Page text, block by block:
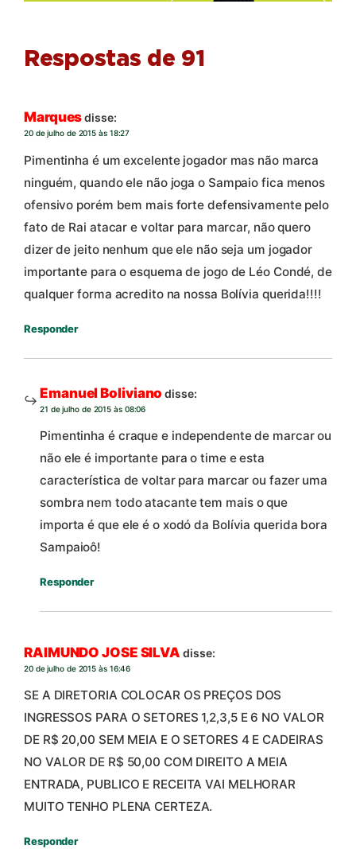
Respostas de 91
Marquesdisse:
20 de julho de 2015 às 18:27
Pimentinha é um excelente jogador mas não marca
ninguém, quando ele não joga o Sampaio fica menos
ofensivo porém bem mais forte defensivamente pelo
fato de Rai atacar e voltar para marcar, não quero
dizer de jeito nenhum que ele não seja um jogador
importante para o esquema de jogo de Léo Condé, de
qualquer forma acredito na nossa Bolívia querida!!!!
Responder
Emanuel Boliviano disse:
21 de julho de 2015 às 08:06
Pimentinha é craque e independente de marcar ou
não ele é importante para o time e esta
característica de voltar para marcar ou fazer uma
sombra nem todo atacante tem mais o que
importa é que ele é o xodó da Bolívia querida bora
Sampaioô!
Responder
RAIMUNDO JOSE SILVA disse:
20 de julho de 2015 às 16:46
SE A DIRETORIA COLOCAR OS PREÇOS DOS
INGRESSOS PARA O SETORES 1,2,3,5 E 6 NO VALOR
DE R$ 20,00 SEM MEIA E O SETORES 4 E CADEIRAS
NO VALOR DE R$ 50,00 COM DIREITO A MEIA
ENTRADA, PUBLICO E RECEITA VAI MELHORAR
MUITO TENHO PLENA CERTEZA.
Responder